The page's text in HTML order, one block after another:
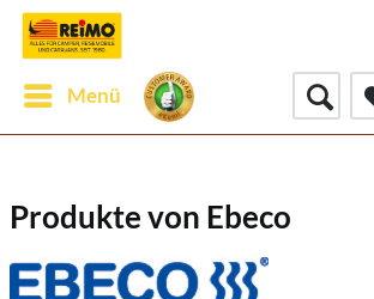
Menü
Produkte von Ebeco